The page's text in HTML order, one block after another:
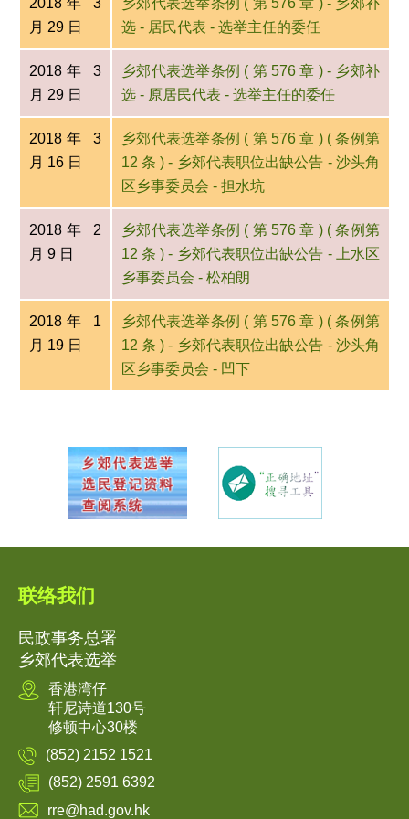
月 29 日
选 - 居民代表 - 选举主任的委任
2018年 3
月 29 日
乡郊代表选举条例 ( 第 576 章 ) - 乡郊补
选 - 原居民代表 - 选举主任的委任
2018年 3
月 16 日
乡郊代表选举条例 ( 第 576 章 ) ( 条例第
12 条 ) - 乡郊代表职位出缺公告 - 沙头角
区乡事委员会 - 担水坑
2018年 2
月 9 日
乡郊代表选举条例 ( 第 576 章 ) ( 条例第
12 条 ) - 乡郊代表职位出缺公告 - 上水区
乡事委员会 - 松柏朗
2018年 1
月 19 日
乡郊代表选举条例 ( 第 576 章 ) ( 条例第
12 条 ) - 乡郊代表职位出缺公告 - 沙头角
区乡事委员会 - 凹下
联络我们
民政事务总署
乡郊代表选举
香港湾仔
轩尼诗道130号
修顿中心30楼
(852) 2152 1521
(852) 2591 6392
rre@had.gov.hk